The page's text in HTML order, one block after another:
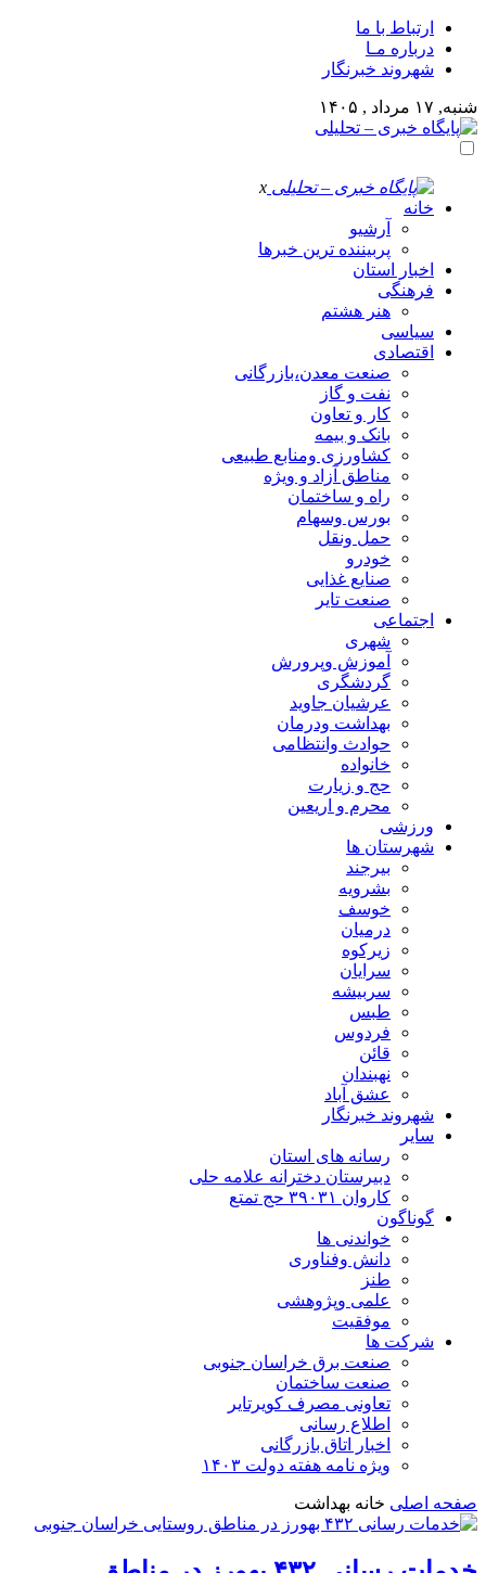
ارتباط با ما
درباره مـا
شهروند خبرنگار
شنبه, ۱۷ مرداد , ۱۴۰۵
x
خانه
آرشیو
پربیننده ترین خبرها
اخبار استان
فرهنگی
هنر هشتم
سیاسی
اقتصادی
صنعت معدن،بازرگانی
نفت و گاز
کار و تعاون
بانک و بیمه
کشاورزی ومنابع طبیعی
مناطق آزاد و ویژه
راه و ساختمان
بورس وسهام
حمل ونقل
خودرو
صنایع غذایی
صنعت تایر
اجتماعی
شهری
آموزش وپرورش
گردشگری
عرشیان جاوید
بهداشت ودرمان
حوادث وانتظامی
خانواده
حج و زیارت
محرم و اریعین
ورزشی
شهرستان ها
بیرجند
بشرویه
خوسف
درمیان
زیرکوه
سرایان
سربیشه
طبس
فردوس
قائن
نهبندان
عشق آباد
شهروند خبرنگار
سایر
رسانه های استان
دبیرستان دخترانه علامه حلی
کاروان ۳۹۰۳۱ حج تمتع
گوناگون
خواندنی ها
دانش وفناوری
طنز
علمی وپژوهشی
موفقیت
شرکت ها
صنعت برق خراسان جنوبی
صنعت ساختمان
تعاونی مصرف کویرتایر
اطلاع رسانی
اخبار اتاق بازرگانی
ویژه نامه هفته دولت ۱۴۰۳
صفحه اصلی خانه بهداشت